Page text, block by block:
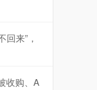
来”，
收购、A